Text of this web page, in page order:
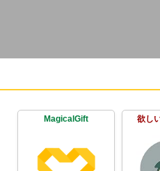
MagicalGift 欲し